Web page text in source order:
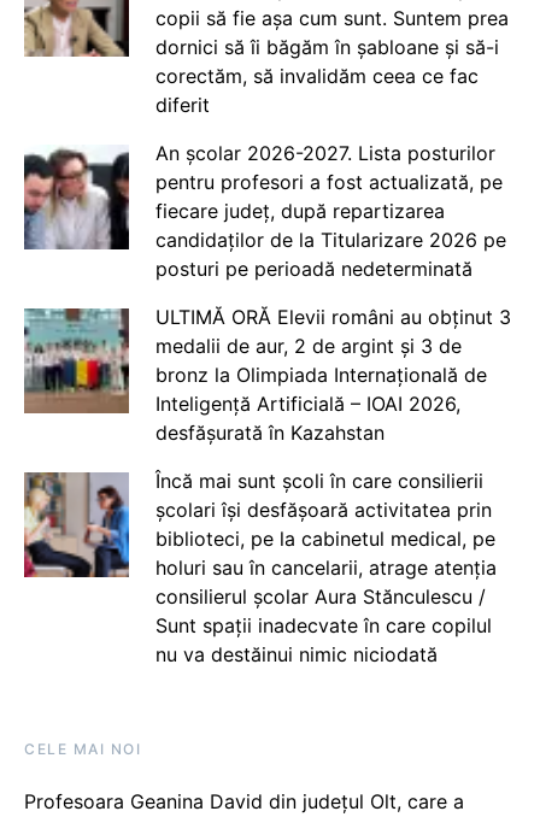
copii să fie așa cum sunt. Suntem prea
dornici să îi băgăm în șabloane și să-i
corectăm, să invalidăm ceea ce fac
diferit
An școlar 2026-2027. Lista posturilor
pentru profesori a fost actualizată, pe
fiecare județ, după repartizarea
candidaților de la Titularizare 2026 pe
posturi pe perioadă nedeterminată
ULTIMĂ ORĂ Elevii români au obținut 3
medalii de aur, 2 de argint și 3 de
bronz la Olimpiada Internațională de
Inteligență Artificială – IOAI 2026,
desfășurată în Kazahstan
Încă mai sunt școli în care consilierii
școlari își desfășoară activitatea prin
biblioteci, pe la cabinetul medical, pe
holuri sau în cancelarii, atrage atenția
consilierul școlar Aura Stănculescu /
Sunt spații inadecvate în care copilul
nu va destăinui nimic niciodată
CELE MAI NOI
Profesoara Geanina David din județul Olt, care a